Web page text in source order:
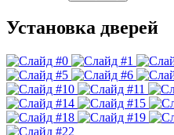
Установка дверей